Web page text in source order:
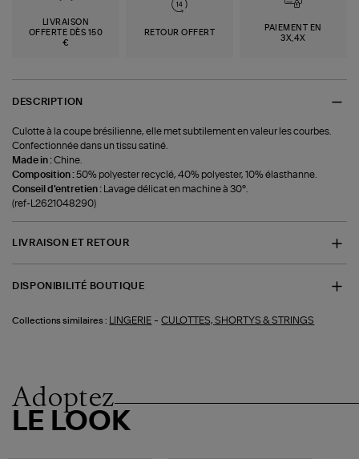
LIVRAISON
OFFERTE DÈS 150
€
RETOUR OFFERT
PAIEMENT EN
3X,4X
DESCRIPTION
Culotte à la coupe brésilienne, elle met subtilement en valeur les courbes.
Confectionnée dans un tissu satiné.
Made in :Chine.
Composition :50% polyester recyclé, 40% polyester, 10% élasthanne.
Conseil d'entretien :
Lavage délicat en machine à 30°.
(ref-L2621048290)
LIVRAISON ET RETOUR
DISPONIBILITÉ BOUTIQUE
Collections similaires : LINGERIE -CULOTTES, SHORTYS & STRINGS
Adoptez
LE LOOK